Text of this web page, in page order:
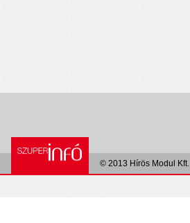
© 2013 Hírös Modul Kft.